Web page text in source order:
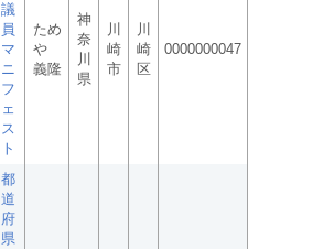
議
員
マ
ニ
フ
ェ
ス
ト
ため
や
義隆
神
奈
川
県
川
崎
市
川
崎
区
0000000047
都
道
府
県